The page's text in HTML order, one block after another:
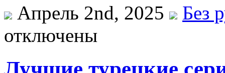
Апрель 2nd, 2025
Без
отключены